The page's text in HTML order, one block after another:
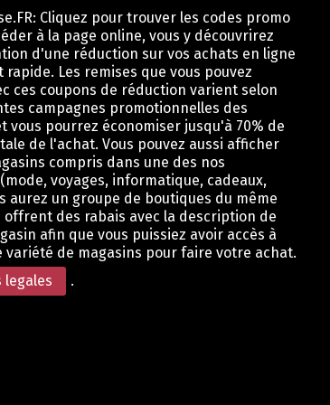
Cliquez pour trouver les codes promo
à la page online, vous y découvrirez
d'une réduction sur vos achats en ligne
rapide. Les remises que vous pouvez
ces coupons de réduction varient selon
campagnes promotionnelles des
vous pourrez économiser jusqu'à 70% de
de l'achat. Vous pouvez aussi afficher
compris dans une des nos
voyages, informatique, cadeaux,
aurez un groupe de boutiques du même
offrent des rabais avec la description de
afin que vous puissiez avoir accès à
variété de magasins pour faire votre achat.
legales
.